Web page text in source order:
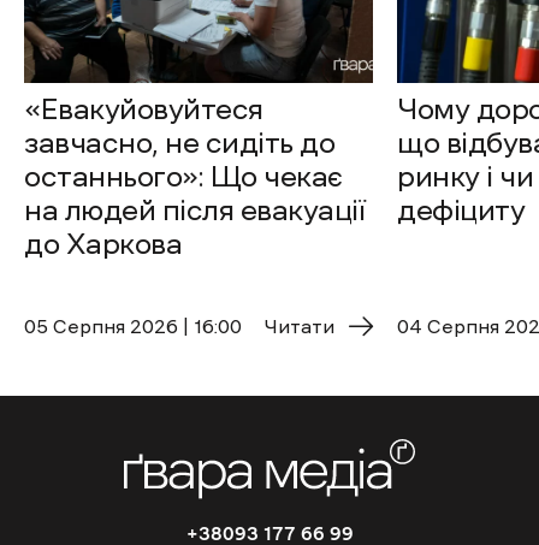
«Евакуйовуйтеся
завчасно, не сидіть до
останнього»: Що чекає
на людей після евакуації
до Харкова
05 Cерпня 2026 | 16:00 Читати
Чому
що
ринку і
дефіциту
04 Cерпня
+38093 177 66 99